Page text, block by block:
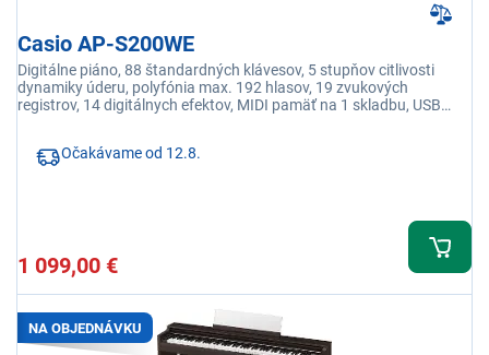
Casio AP-S200WE
Digitálne piáno, 88 štandardných klávesov, 5 stupňov citlivosti
dynamiky úderu, polyfónia max. 192 hlasov, 19 zvukových
registrov, 14 digitálnych efektov, MIDI pamäť na 1 skladbu, USB
Očakávame od 12.8.
1 099,00 €
NA OBJEDNÁVKU